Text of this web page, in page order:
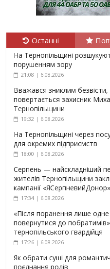
Останні
На Тернопільщині
порушенням зору
21:08 | 6.08.2026
Вважався зниклим
повертається захисник
Тернопільщини
19:32 | 6.08.2026
На Тернопільщині через
для окремих підприємств
18:00 | 6.08.2026
Серпень — найскладніший
жителів Тернопільщини
кампанії «ЯСерпневийДонор»
17:34 | 6.08.2026
«Після поранення лише
повернутися до
тернопільського гвардійця
17:26 | 6.08.2026
Як обрати суші для
поєднання ролів